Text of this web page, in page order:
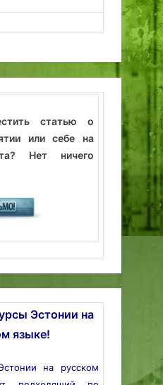
статью о
или себе на
Нет ничего
Эстонии на
языке!
на русском